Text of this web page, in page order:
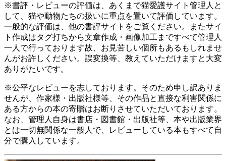
※書評・レビューの評価は、あくまで猫愛護サイト管理人と
して、猫や動物たちの扱いに重点を置いて評価しています。
一般的な評価は、他の書評サイトをご覧ください。またサイ
ト作成はタグ打ちから文章作成・画像加工まですべて管理人
一人で行っております故、お見苦しい個所もあるもしれませ
んがお許しください。誤変換等、教えていただけますと大変
ありがたいです。
※公平なレビューを志しております。そのため申し訳ありま
せんが、作家様・出版社様等、その作品と直接な利害関係に
ある方からの本の寄贈はお断りさせていただいております。
なお、管理人自身は書店・図書館・出版社等、本や出版業界
とは一切無関係な一般人で、レビューしている本もすべて自
分で購入しています。